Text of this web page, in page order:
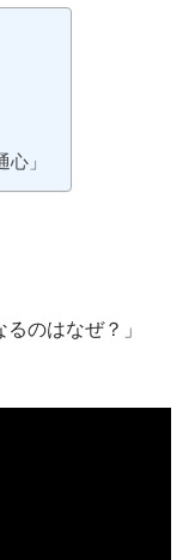
」
のはなぜ？」